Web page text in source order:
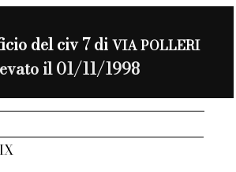
del civ 7 diVIA POLLERI
il 01/11/1998